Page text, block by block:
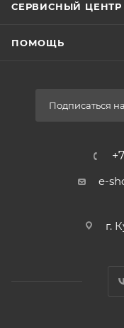
СЕРВИСНЫЙ ЦЕНТР
ПОМОЩЬ
Подписаться
e-
г.